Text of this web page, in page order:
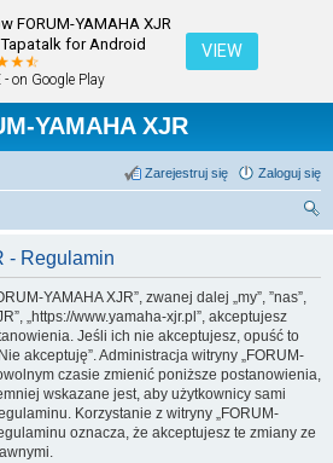
FORUM-YAMAHA XJR
for Android
- on Google Play
VIEW
YAMAHA XJR
Zaloguj się
Zarejestruj się
- Regulamin
YAMAHA XJR”, zwanej dalej „my”, ”nas”,
„https://www.yamaha-xjr.pl”, akceptujesz
Jeśli ich nie akceptujesz, opuść to
akceptuję”. Administracja witryny „FORUM-
czasie zmienić poniższe postanowienia,
wskazane jest, aby użytkownicy sami
Korzystanie z witryny „FORUM-
oznacza, że akceptujesz te zmiany ze